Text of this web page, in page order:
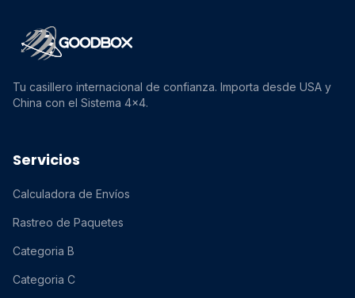
Tu casillero internacional de confianza. Importa desde USA y
China con el Sistema 4x4.
Servicios
Calculadora de Envíos
Rastreo de Paquetes
Categoria B
Categoria C